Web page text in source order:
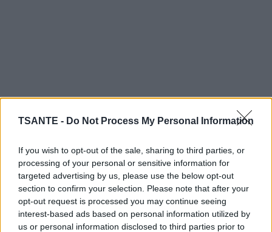
TSANTE - Do Not Process My Personal Information
If you wish to opt-out of the sale, sharing to third parties, or
processing of your personal or sensitive information for
targeted advertising by us, please use the below opt-out
section to confirm your selection. Please note that after your
opt-out request is processed you may continue seeing
interest-based ads based on personal information utilized by
us or personal information disclosed to third parties prior to
Malgré les aides partielles de l’État, ces montants pèsent
lourd dans le budget des retraités… sans toujours garantir
une qualité de vie optimale : personnel surchargé,